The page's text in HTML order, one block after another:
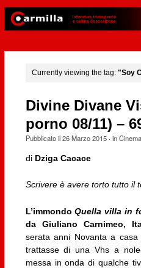
Currently viewing the tag: "Soy
Divine Divane
porno 08/11) –
Pubblicato il26 Marzo 2015· in
di Dziga Cacace
Scrivere è avere torto tutto il
L’immondoQuella villa in
da Giuliano Carnimeo,
serata anni Novanta a
trattasse di una Vhs a
messa in onda di qualche